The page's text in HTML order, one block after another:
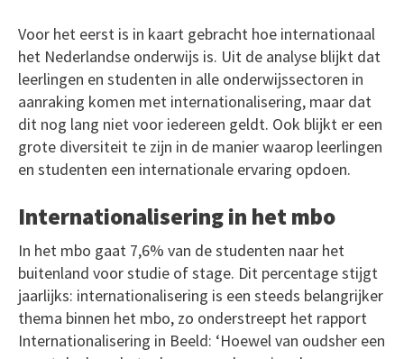
Voor het eerst is in kaart gebracht hoe internationaal
het Nederlandse onderwijs is. Uit de analyse blijkt dat
leerlingen en studenten in alle onderwijssectoren in
aanraking komen met internationalisering, maar dat
dit nog lang niet voor iedereen geldt. Ook blijkt er een
grote diversiteit te zijn in de manier waarop leerlingen
en studenten een internationale ervaring opdoen.
Internationalisering in het mbo
In het mbo gaat 7,6% van de studenten naar het
buitenland voor studie of stage. Dit percentage stijgt
jaarlijks: internationalisering is een steeds belangrijker
thema binnen het mbo, zo onderstreept het rapport
Internationalisering in Beeld: ‘Hoewel van oudsher een